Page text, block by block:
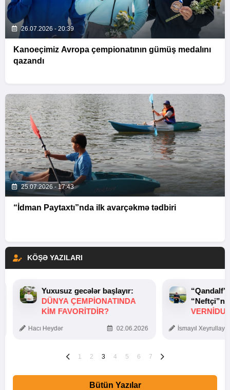
26.07.2026 - 20:39
Kanoeçimiz Avropa çempionatının gümüş medalını
qazandı
25.07.2026 - 17:43
“İdman Paytaxtı”nda ilk avarçəkmə tədbiri
KÖŞƏ YAZILARI
Yuxusuz gecələr başlayır:
DÜNYA ÇEMPIONATINDA
KIM FAVORITDIR?
Hacı Heydər 02.06.2026 İsmayıl
1 2 3 4 5 6 7
Bütün Yazılar